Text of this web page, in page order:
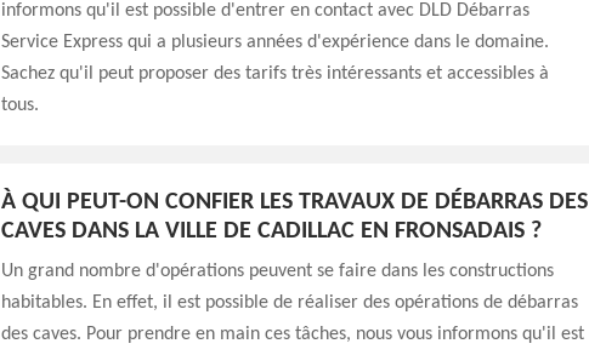
informons qu'il est possible d'entrer en contact avec DLD Débarras
Service Express qui a plusieurs années d'expérience dans le domaine.
Sachez qu'il peut proposer des tarifs très intéressants et accessibles à
tous.
À QUI PEUT-ON CONFIER LES TRAVAUX DE DÉBARRAS DES
CAVES DANS LA VILLE DE CADILLAC EN FRONSADAIS ?
Un grand nombre d'opérations peuvent se faire dans les constructions
habitables. En effet, il est possible de réaliser des opérations de débarras
des caves. Pour prendre en main ces tâches, nous vous informons qu'il est